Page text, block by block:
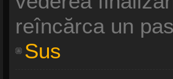
reîncărca un
Sus